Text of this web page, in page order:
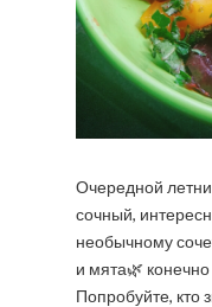
Очередной
сочный,
необычному
и мята🌿
Попробуйте, кто